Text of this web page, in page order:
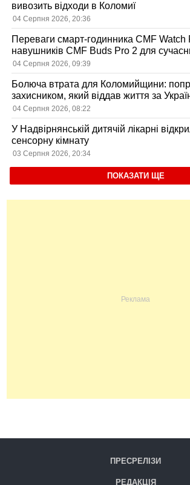
вивозить відходи в Коломиї
04 Серпня 2026, 20:36
Переваги смарт-годинника CMF Watch
навушників CMF Buds Pro 2 для
користувачів
04 Серпня 2026, 09:39
Болюча втрата для Коломийщини:
захисником, який віддав життя за
04 Серпня 2026, 08:22
У Надвірнянській дитячій лікарні
сенсорну кімнату
03 Серпня 2026, 20:34
ПОКАЗАТИ ЩЕ
ПРЕСРЕЛІЗИ
РЕДАКЦІЯ